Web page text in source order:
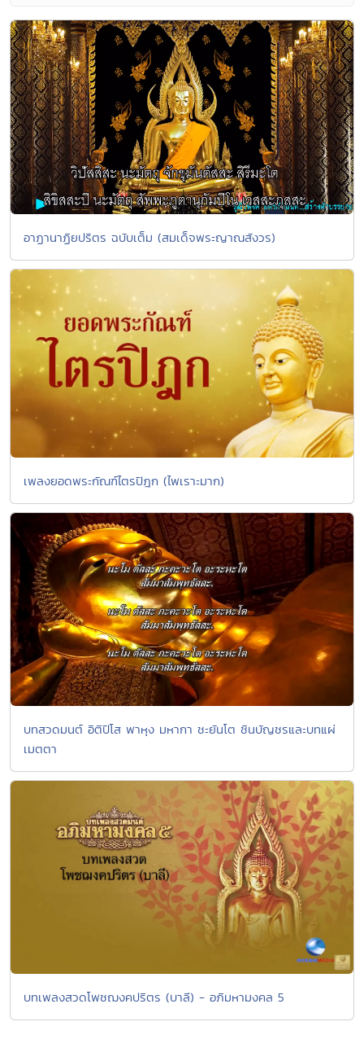
อาฏานาฏิยปริตร ฉบับเต็ม (สมเด็จพระญาณสังวร)
เพลงยอดพระกัณฑ์ไตรปิฎก (ไพเราะมาก)
บทสวดมนต์ อิติปิโส พาหุง มหากา ชะยันโต ชินบัญชรและบทแผ่
เมตตา
บทเพลงสวดโพชฌงคปริตร (บาลี) - อภิมหามงคล 5